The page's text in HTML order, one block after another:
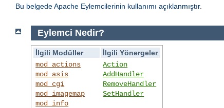
Bu belgede Apache Eylemcilerinin kullanımı açıklanmıştır.
Eylemci Nedir?
İlgili Modüller
İlgili Yönergeler
mod_actions
mod_asis
mod_cgi
mod_imagemap
mod_info
Action
AddHandler
RemoveHandler
SetHandler